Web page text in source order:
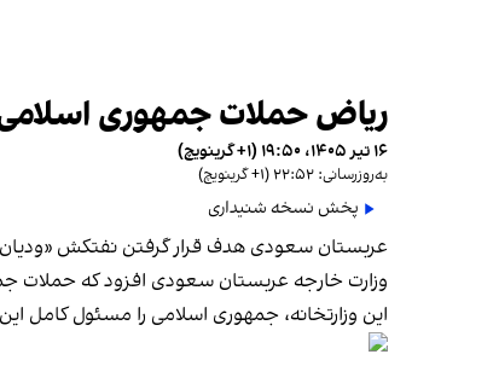
ریاض حملات جمهوری
۱۶ تیر ۱۴۰۵، ۱۹:۵۰ (‎+۱ گرینویچ)
به‌روزرسانی: ۲۲:۵۲ (‎+۱ گرینویچ)
پخش نسخه شنیداری
عربستان سعودی هدف قرار گرفتن نفتکش
وزارت خارجه عربستان سعودی افزود که حملات
این وزارتخانه، جمهوری اسلامی را مسئول کامل